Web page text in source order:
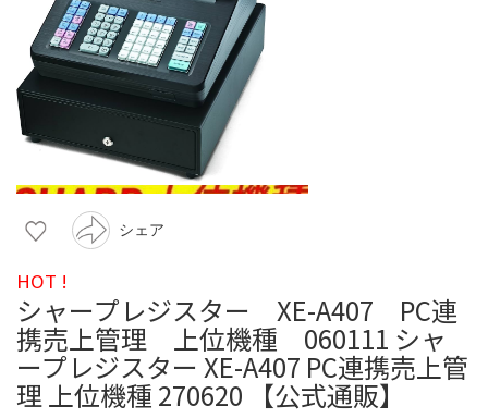
シェア
HOT !
シャープレジスター XE-A407 PC連
携売上管理 上位機種 060111 シャ
ープレジスター XE-A407 PC連携売上管
理 上位機種 270620 【公式通販】